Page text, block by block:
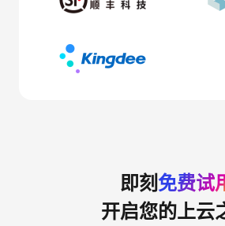
即刻 免费试
开启您的上云